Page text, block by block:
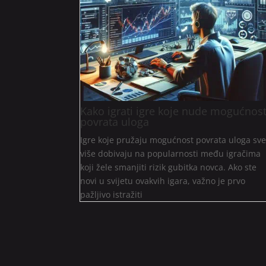
Kako igrati igre koje nude
povrata uloga
Igre koje pružaju mogućnost povrata uloga sve
više dobivaju na popularnosti među igračima
koji žele smanjiti rizik gubitka novca. Ako ste
novi u svijetu ovakvih igara, važno je prvo
pažljivo istražiti